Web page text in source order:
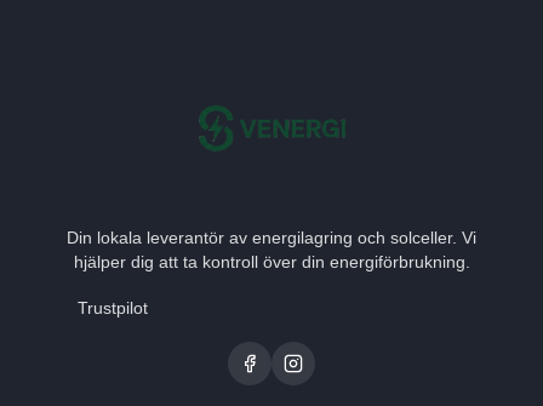
Din lokala leverantör av energilagring och solceller. Vi
hjälper dig att ta kontroll över din energiförbrukning.
Trustpilot